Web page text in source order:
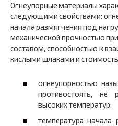
Огнеупорные материалы
следующими свойствами:
начала размягчения под
механической прочностью
составом, способностью к
кислыми шлаками и
огнеупорностью
противостоять, не
высоких температур;
температура начала